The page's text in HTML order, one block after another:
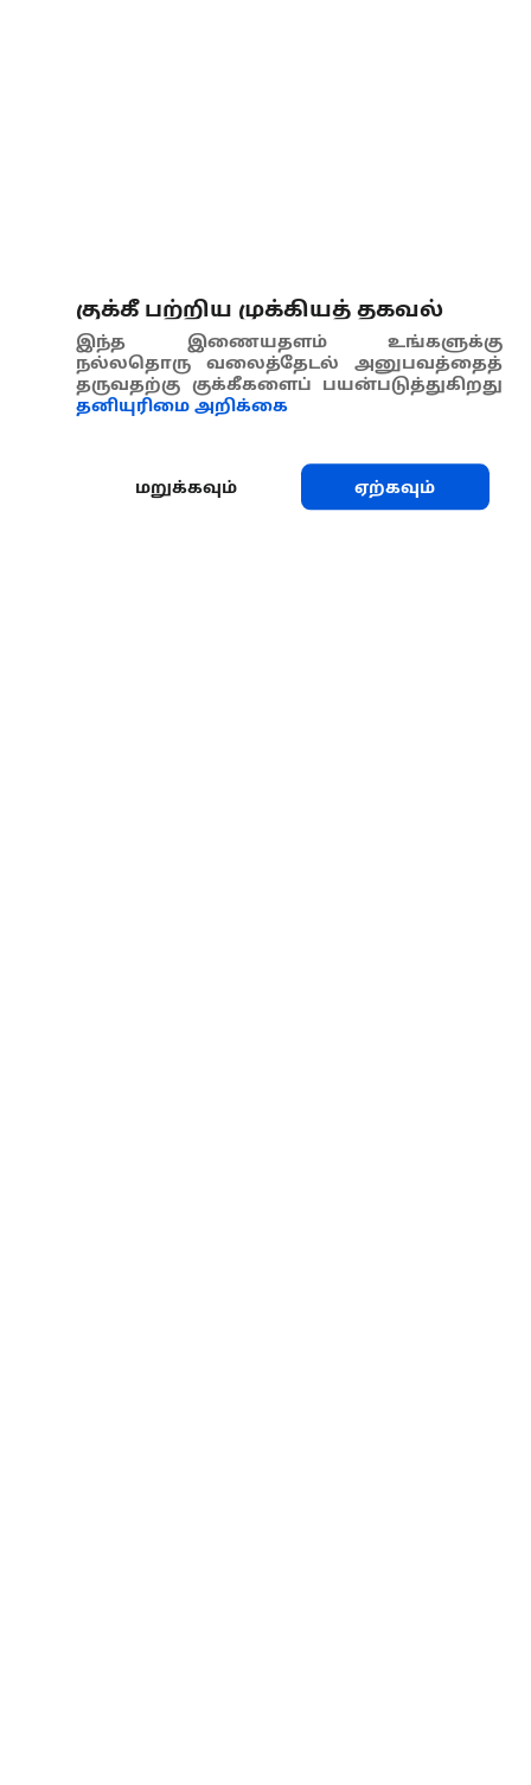
குக்கீ பற்றிய முக்கியத் தகவல்
இந்த இணையதளம் உங்களுக்கு
நல்லதொரு வலைத்தேடல் அனுபவத்தைத்
தருவதற்கு குக்கீகளைப் பயன்படுத்துகிறது
தனியுரிமை அறிக்கை
மறுக்கவும் ஏற்கவும்